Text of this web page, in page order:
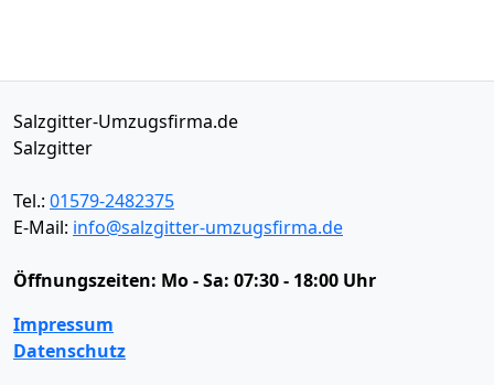
Salzgitter-Umzugsfirma.de
Salzgitter
Tel.: 01579-2482375
E-Mail: info@salzgitter-umzugsfirma.de
Öffnungszeiten: Mo - Sa: 07:30 - 18:00 Uhr
Impressum
Datenschutz